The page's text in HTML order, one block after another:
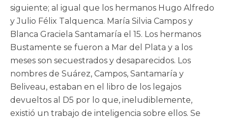
siguiente; al igual que los hermanos Hugo Alfredo
y Julio Félix Talquenca. María Silvia Campos y
Blanca Graciela Santamaría el 15. Los hermanos
Bustamente se fueron a Mar del Plata y a los
meses son secuestrados y desaparecidos. Los
nombres de Suárez, Campos, Santamaría y
Beliveau, estaban en el libro de los legajos
devueltos al D5 por lo que, ineludiblemente,
existió un trabajo de inteligencia sobre ellos. Se